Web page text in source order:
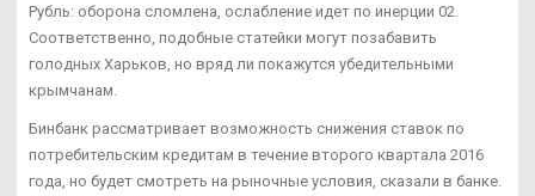
Рубль: оборона сломлена, ослабление идет по инерции 02.
Соответственно, подобные статейки могут позабавить
голодных Харьков, но вряд ли покажутся убедительными
крымчанам.
Бинбанк рассматривает возможность снижения ставок по
потребительским кредитам в течение второго квартала 2016
года, но будет смотреть на рыночные условия, сказали в банке.